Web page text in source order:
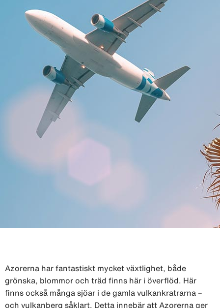
Azorerna har fantastiskt mycket växtlighet, både
grönska, blommor och träd finns här i överflöd. Här
finns också många sjöar i de gamla vulkankratrarna –
och vulkanberg såklart. Detta innebär att Azorerna ger